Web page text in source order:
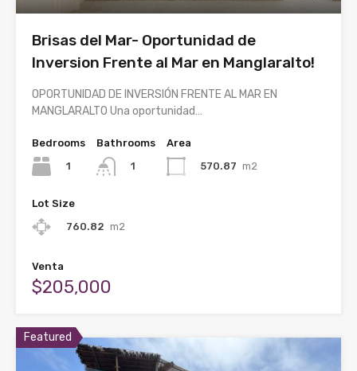
Brisas del Mar- Oportunidad de
Inversion Frente al Mar en Manglaralto!
OPORTUNIDAD DE INVERSIÓN FRENTE AL MAR EN
MANGLARALTO Una oportunidad…
Bedrooms
1
Bathrooms
1
Area
570.87 m2
Lot Size
760.82 m2
Venta
$205,000
Featured